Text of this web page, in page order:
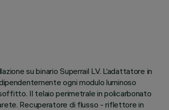
su binario Superrail LV. L’adattatore in
ogni modulo luminoso
Il telaio perimetrale in policarbonato
Recuperatore di flusso - riflettore in